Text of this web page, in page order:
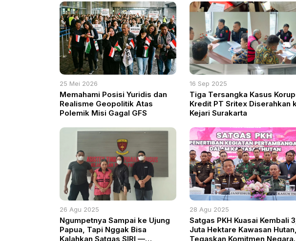
25 Mei 2026
Memahami Posisi Yuridis dan
Realisme Geopolitik Atas
Polemik Misi Gagal GFS
16 Sep 2025
Tiga Tersangka Kasus
Kredit PT Sritex Diserahkan
Kejari Surakarta
26 Agu 2025
Ngumpetnya Sampai ke Ujung
Papua, Tapi Nggak Bisa
Kalahkan Satgas SIRI —
28 Agu 2025
Satgas PKH Kuasai Kembali
Juta Hektare Kawasan Hutan,
Tegaskan Komitmen Negara